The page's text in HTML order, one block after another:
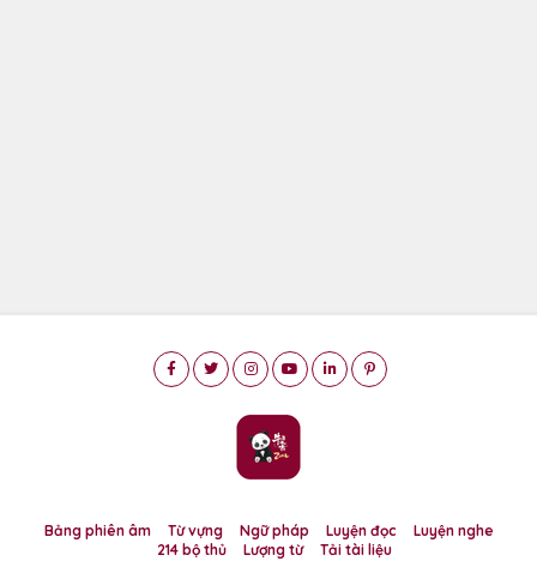
Bảng phiên âm Từ vựng Ngữ pháp Luyện đọc
Luyện nghe
214 bộ thủ
Lượng từ Tải tài liệu